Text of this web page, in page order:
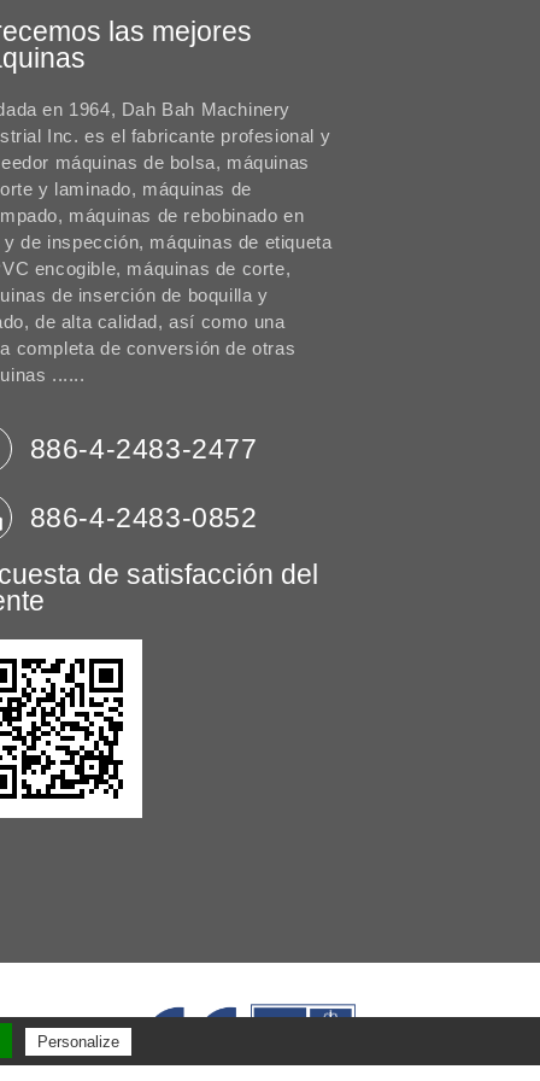
las mejores
en 1964, Dah Bah Machinery
Inc. es el fabricante profesional y
máquinas de bolsa, máquinas
y laminado, máquinas de
máquinas de rebobinado en
y de inspección, máquinas de etiqueta
encogible, máquinas de corte,
de inserción de boquilla y
de alta calidad, así como una
completa de conversión de otras
......
886-4-2483-2477
886-4-2483-0852
de satisfacción del
Personalize